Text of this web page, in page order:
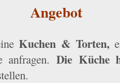
Angebot
Kuchen & Torten,
Die Küche